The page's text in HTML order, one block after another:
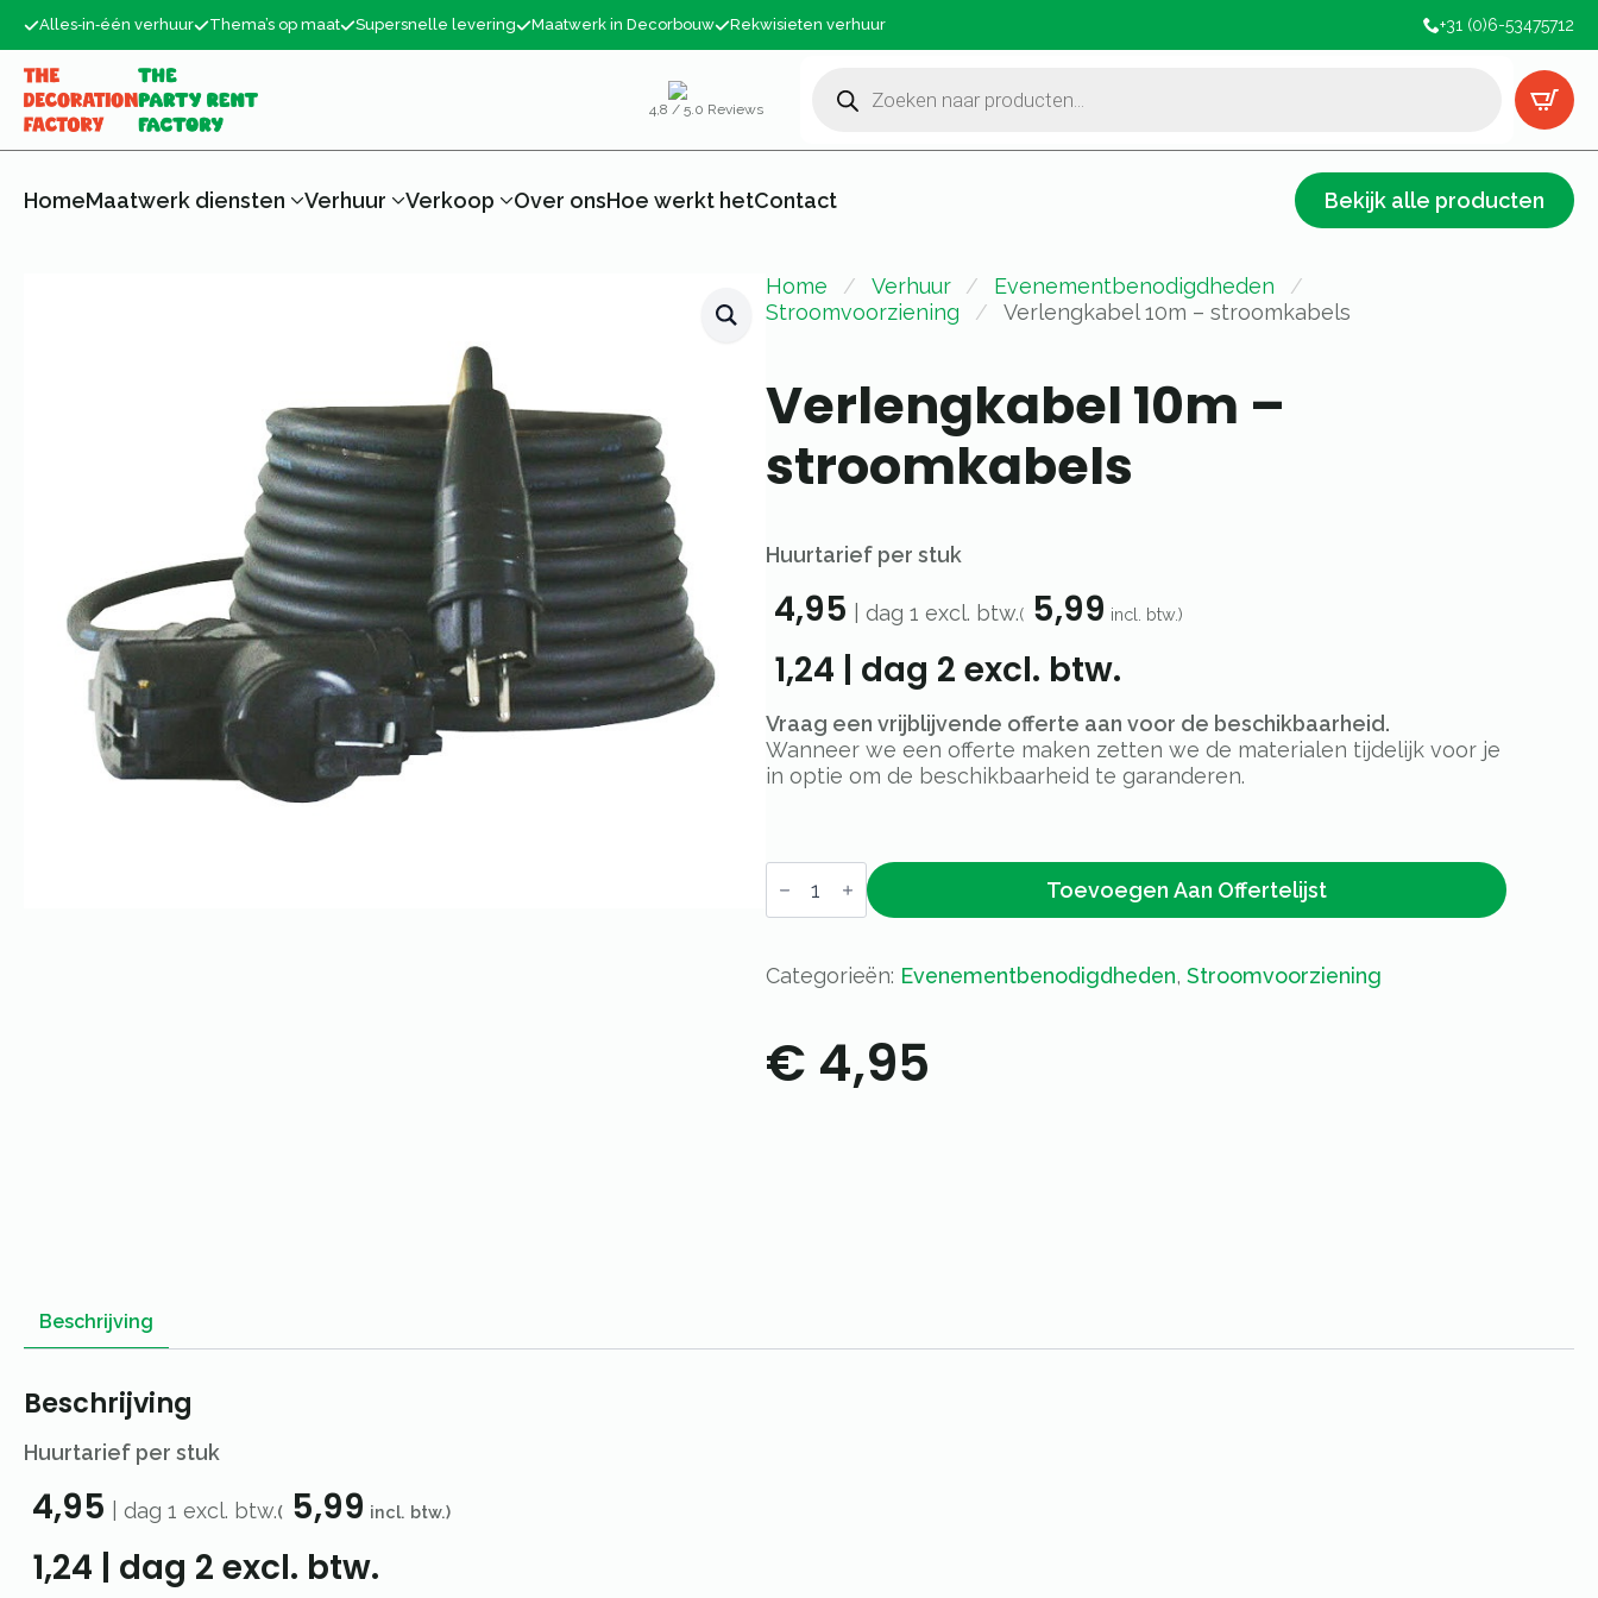
Alles‑in‑één verhuur Thema’s op maat Supersnelle levering Maatwerk in Decorbouw Rekwisieten verhuur +31 (0)6-53475712
4,8 / 5.0 Reviews
zoeken
HomeMaatwerk diensten Verhuur Verkoop Over onsHoe werkt hetContact Bekijk alle producten
Home Verhuur
Evenementbenodigdheden
Stroomvoorziening
Verlengkabel 10m – stroomkabels
Verlengkabel 10m –
stroomkabels
Huurtarief per stuk
4,95 dag 1 excl. btw.(5,99 incl. btw.)
1,24 dag 2 excl. btw.
Vraag een vrijblijvende offerte aan voor de beschikbaarheid.
Wanneer we een offerte maken zetten we de materialen tijdelijk voor je
in optie om de beschikbaarheid te garanderen.
Verlengkabel
10m
-
Toevoegen Aan Offertelijst
Categorieën: Evenementbenodigdheden, Stroomvoorziening
€ 4,95
Beschrijving
Beschrijving
Huurtarief per stuk
4,95 dag 1 excl. btw.( 5,99 incl. btw.)
1,24 | dag 2 excl. btw.